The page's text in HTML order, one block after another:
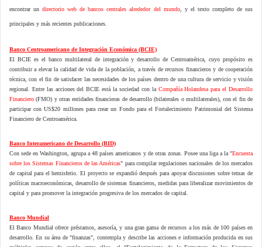
encontrar undirectorio web de bancos centrales alrededor del mundo, y el texto completo de sus
principales y más recientes publicaciones.
Banco Centroamericano de Integración Económica (BCIE)
El BCIE es el banco multilateral de integración y desarrollo de Centroamérica, cuyo propósito es
contribuir a elevar la calidad de vida de la población, a través de recursos financieros y de cooperación
técnica, con el fin de satisfacer las necesidades de los países dentro de una cultura de servicio y visión
regional. Entre las acciones del BCIE está la sociedad con la Compañía Holandesa para el Desarrollo
Financiero (FMO) y otras entidades financieras de desarrollo (bilaterales o multilaterales), con el fin de
participar con US$20 millones para crear un Fondo para el Fortalecimiento Patrimonial del Sistema
Financiero de Centroamérica.
Banco Interamericano de Desarrollo (BID)
Con sede en Washington, agrupa a 48 países americanos y de otras zonas. Posee una liga a la "Encuesta
sobre los Sistemas Financieros de las Américas" para compilar regulaciones nacionales de los mercados
de capital para el hemisferio. El proyecto se expandió después para apoyar discusiones sobre temas de
políticas macroeconómicas, desarrollo de sistemas financieros, medidas para liberalizar movimientos de
capital y para promover la integración progresiva de los mercados de capital.
Banco Mundial
El Banco Mundial ofrece préstamos, asesoría, y una gran gama de recursos a los más de 100 países en
desarrollo. En su área de "finanzas", contempla y describe las acciones e información producida en sus